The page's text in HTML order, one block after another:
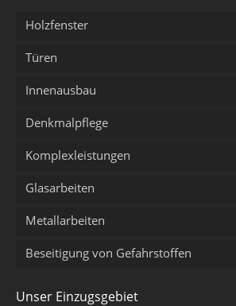
Holzfenster
Türen
Innenausbau
Denkmalpflege
Komplexleistungen
Glasarbeiten
Metallarbeiten
Beseitigung von Gefahrstoffen
Unser Einzugsgebiet